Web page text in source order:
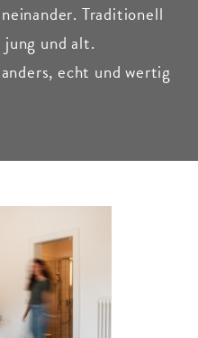
Traditionell
und alt.
echt und wertig